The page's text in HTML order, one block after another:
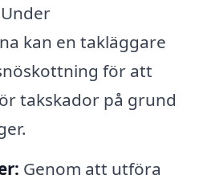
Under
kan en takläggare
för att
takskador på grund
Genom att utföra